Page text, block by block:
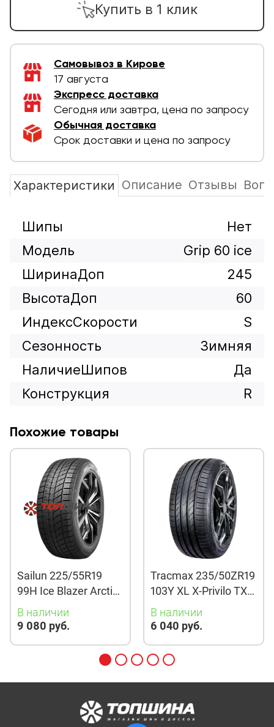
Купить в 1 клик
Самовывоз в Кирове
17 августа
Экспресс доставка
Сегодня или завтра, цена по запросу
Обычная доставка
Срок доставки и цена по запросу
Характеристики Описание Отзывы
Шипы
Нет
Модель
Grip 60 ice
ШиринаДоп
245
ВысотаДоп
60
ИндексСкорости
S
Сезонность
Зимняя
НаличиеШипов
Да
Конструкция
R
Похожие товары
Sailun 225/55R19
99H Ice Blazer Arctic
Evo TL
В наличии
9 080 руб.
Tracmax 235/50ZR19
103Y XL X-Privilo TX3
TL
В наличии
6 040 руб.